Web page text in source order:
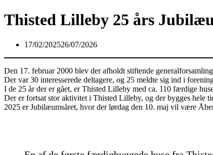
Thisted Lilleby 25 års
17/02/202526/07/2026
Den 17. februar 2000 blev der afholdt stiftende
Der var 30 interesserede deltagere, og 25 meldte sig ind i
I de 25 år der er gået, er Thisted Lilleby med ca. 110 færdige
Der er fortsat stor aktivitet i Thisted Lilleby, og der bygges hele
2025 er Jubilæumsåret, hvor der lørdag den 10. maj vil være